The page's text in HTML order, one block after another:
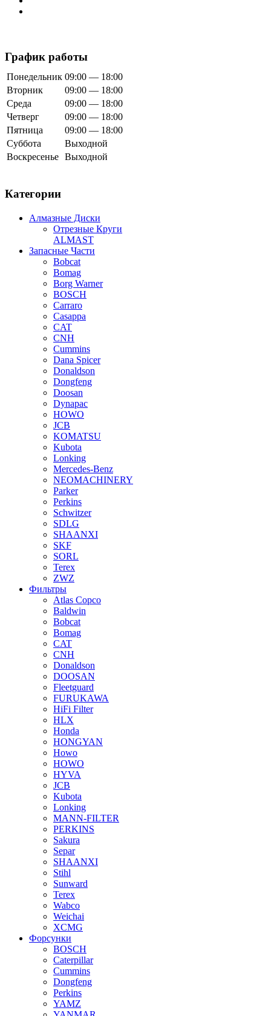
График работы
Понедельник 09:00 — 18:00
Вторник
09:00 — 18:00
Среда
09:00 — 18:00
Четверг
09:00 — 18:00
Пятница
09:00 — 18:00
Суббота
Выходной
Воскресенье Выходной
Категории
Алмазные Диски
Отрезные Круги
ALMAST
Запасные Части
Bobcat
Bomag
Borg Warner
BOSCH
Carraro
Casappa
CAT
CNH
Cummins
Dana Spicer
Donaldson
Dongfeng
Doosan
Dynapac
HOWO
JCB
KOMATSU
Kubota
Lonking
Mercedes-Benz
NEOMACHINERY
Parker
Perkins
Schwitzer
SDLG
SHAANXI
SKF
SORL
Terex
ZWZ
Фильтры
Atlas Copco
Baldwin
Bobcat
Bomag
CAT
CNH
Donaldson
DOOSAN
Fleetguard
FURUKAWA
HiFi Filter
HLX
Honda
HONGYAN
Howo
HOWO
HYVA
JCB
Kubota
Lonking
MANN-FILTER
PERKINS
Sakura
Separ
SHAANXI
Stihl
Sunward
Terex
Wabco
Weichai
XCMG
Форсунки
BOSCH
Caterpillar
Cummins
Dongfeng
Perkins
YAMZ